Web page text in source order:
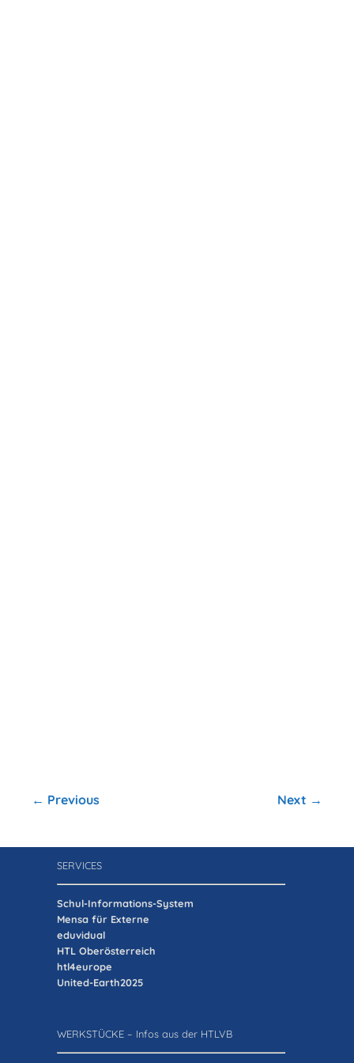
← Previous Next →
SERVICES
Schul-Informations-System
Mensa für Externe
eduvidual
HTL Oberösterreich
htl4europe
United-Earth2025
WERKSTÜCKE – Infos aus der HTLVB